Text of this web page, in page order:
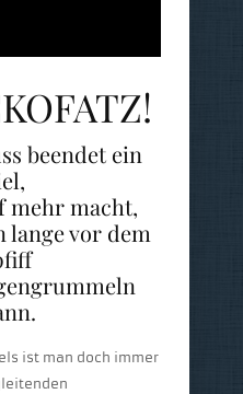
beendet ein
mehr macht,
lange vor dem
ist man doch immer